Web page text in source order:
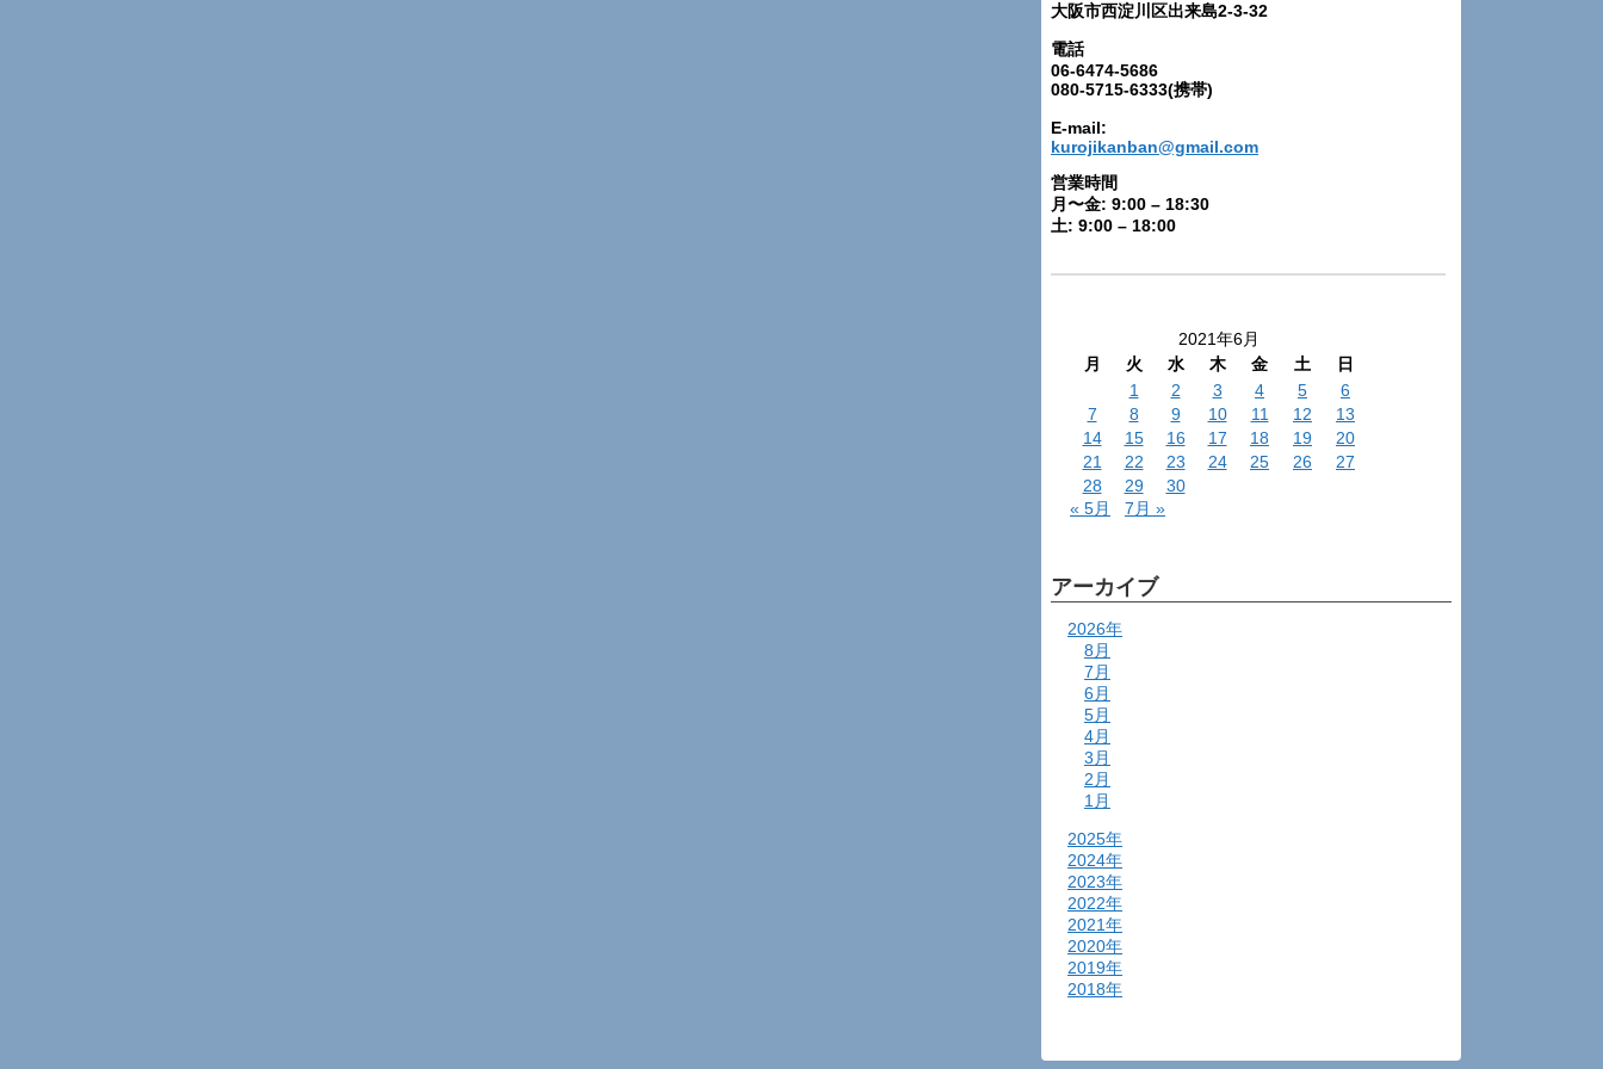
大阪市西淀川区出来島2-3-32
電話
06-6474-5686
080-5715-6333(携帯)
E-mail:
kurojikanban@gmail.com
営業時間
月〜金: 9:00 – 18:30
土: 9:00 – 18:00
2021年6月
月
火 水 木 金 土
日
1
2 3 4 5
6
7
8 9 10 11 12
13
14
15 16 17 18 19
20
21
22 23 24 25 26
27
28
29
30
« 5月
7月 »
アーカイブ
2026年
8月
7月
6月
5月
4月
3月
2月
1月
2025年
2024年
2023年
2022年
2021年
2020年
2019年
2018年